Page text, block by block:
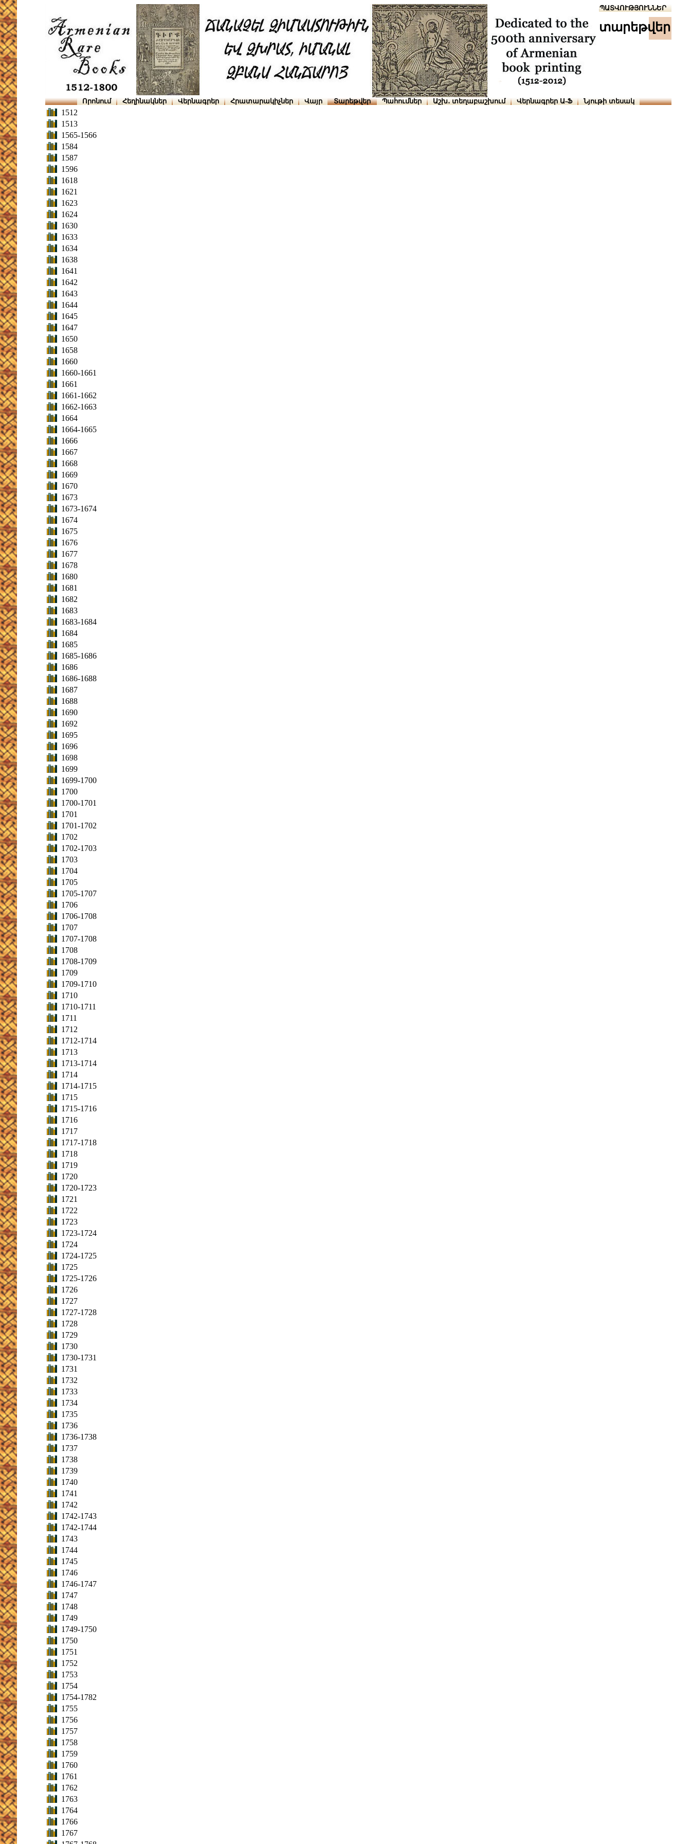
ՆԱԽԱՊԱՏՎՈՒԹՅՈՒՆՆԵՐ
տարեթվեր
Որոնում Հեղինակներ Վերնագրեր Հրատարակիչներ Վայր Տարեթվեր Պահումներ Աշխ․ տեղաբաշխում Վերնագրեր Ա-Ֆ Նյութի տեսակ
1512
1513
1565-1566
1584
1587
1596
1618
1621
1623
1624
1630
1633
1634
1638
1641
1642
1643
1644
1645
1647
1650
1658
1660
1660-1661
1661
1661-1662
1662-1663
1664
1664-1665
1666
1667
1668
1669
1670
1673
1673-1674
1674
1675
1676
1677
1678
1680
1681
1682
1683
1683-1684
1684
1685
1685-1686
1686
1686-1688
1687
1688
1690
1692
1695
1696
1698
1699
1699-1700
1700
1700-1701
1701
1701-1702
1702
1702-1703
1703
1704
1705
1705-1707
1706
1706-1708
1707
1707-1708
1708
1708-1709
1709
1709-1710
1710
1710-1711
1711
1712
1712-1714
1713
1713-1714
1714
1714-1715
1715
1715-1716
1716
1717
1717-1718
1718
1719
1720
1720-1723
1721
1722
1723
1723-1724
1724
1724-1725
1725
1725-1726
1726
1727
1727-1728
1728
1729
1730
1730-1731
1731
1732
1733
1734
1735
1736
1736-1738
1737
1738
1739
1740
1741
1742
1742-1743
1742-1744
1743
1744
1745
1746
1746-1747
1747
1748
1749
1749-1750
1750
1751
1752
1753
1754
1754-1782
1755
1756
1757
1758
1759
1760
1761
1762
1763
1764
1766
1767